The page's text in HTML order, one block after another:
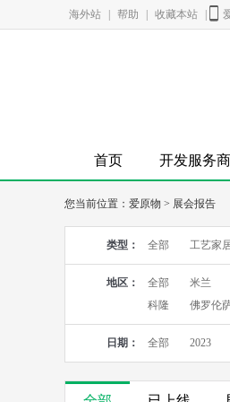
海外站 帮助 收藏本站
首页 开发服务商
您当前位置： 爱原物 > 展会报告
类型： 全部 工艺家
地区： 全部 米兰
科隆
佛罗伦
日期： 全部 2023